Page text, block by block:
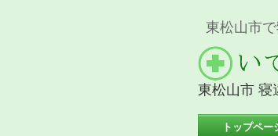
東松山市
東松山市 寝
トップペー